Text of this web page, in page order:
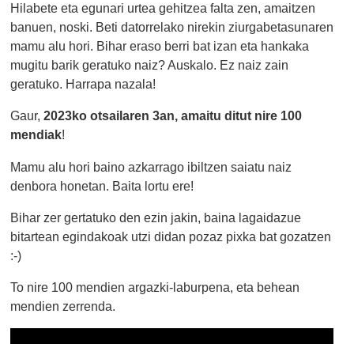
Hilabete eta egunari urtea gehitzea falta zen, amaitzen
banuen, noski. Beti datorrelako nirekin ziurgabetasunaren
mamu alu hori. Bihar eraso berri bat izan eta hankaka
mugitu barik geratuko naiz? Auskalo. Ez naiz zain
geratuko. Harrapa nazala!
Gaur,2023ko otsailaren 3an, amaitu ditut nire 100
mendiak!
Mamu alu hori baino azkarrago ibiltzen saiatu naiz
denbora honetan. Baita lortu ere!
Bihar zer gertatuko den ezin jakin, baina lagaidazue
bitartean egindakoak utzi didan pozaz pixka bat gozatzen
:-)
To nire 100 mendien argazki-laburpena, eta behean
mendien zerrenda.